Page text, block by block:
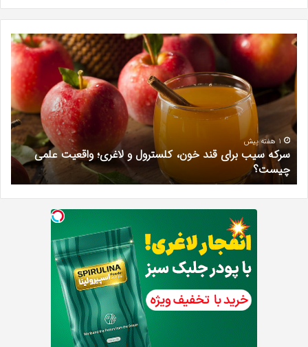
سرکه
برای
قند
خون،
کلسترول
و
لاغری؛
واقعیت
علمی
چیست؟
1 هفته پیش
سرکه سیب برای قند خون، کلسترول و لاغری؛ واقعیت علمی
چیست؟
تند
اجه
به
را
در